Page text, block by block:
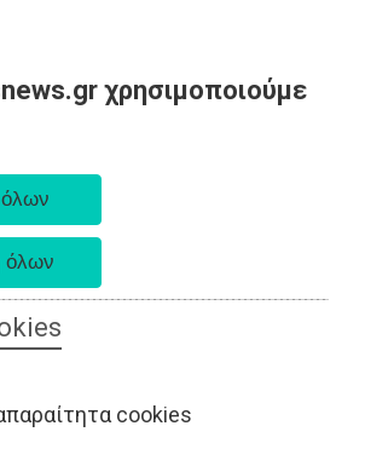
χρησιμοποιούμε
cookies